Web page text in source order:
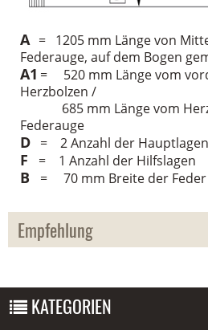
A = 1205 mm Länge von
Federauge, auf dem Bogen
A1 = 520 mm Länge vom
Herzbolzen /
685 mm Länge vom
Federauge
D = 2 Anzahl der Hauptlagen
F = 1 Anzahl der Hilfslagen
B = 70 mm Breite der Feder
Empfehlung
KATEGORIEN